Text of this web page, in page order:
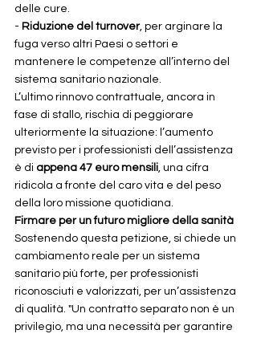
delle cure.
- Riduzione del turnover, per arginare la
fuga verso altri Paesi o settori e
mantenere le competenze all’interno del
sistema sanitario nazionale.
L’ultimo rinnovo contrattuale, ancora in
fase di stallo, rischia di peggiorare
ulteriormente la situazione: l’aumento
previsto per i professionisti dell’assistenza
è di appena 47 euro mensili, una cifra
ridicola a fronte del caro vita e del peso
della loro missione quotidiana.
Firmare per un futuro migliore della sanità
Sostenendo questa petizione, si chiede un
cambiamento reale per un sistema
sanitario più forte, per professionisti
riconosciuti e valorizzati, per un’assistenza
di qualità. "Un contratto separato non è un
privilegio, ma una necessità per garantire